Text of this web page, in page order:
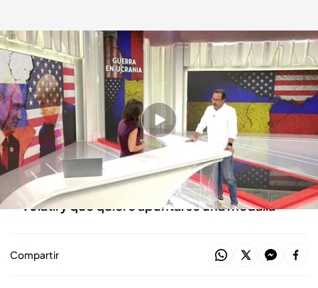
Una imagen de José Luis Fuentecilla Cuatro
Redacción digital Noticias Cuatro
11 AGO 2025 - 16:43h.
"El futuro de la seguridad europea se juega en
Alaska"
"Estamos en manos de un presidente de EEUU
volátil y que quiere apuntarse una medalla"
Compartir